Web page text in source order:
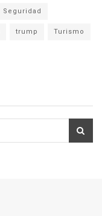
Seguridad
trump Turismo